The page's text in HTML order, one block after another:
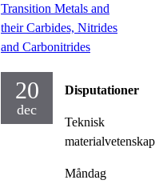
Transition Metals and
their Carbides, Nitrides
and Carbonitrides
20
dec
Disputationer
Teknisk
materialvetenskap
Måndag